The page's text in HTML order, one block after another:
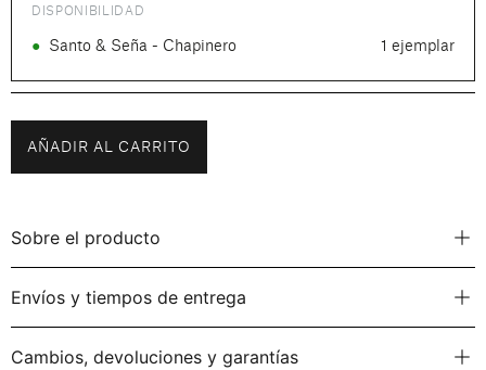
DISPONIBILIDAD
● Santo & Seña - Chapinero 1 ejemplar
AÑADIR AL CARRITO
Sobre el producto
Envíos y tiempos de entrega
Cambios, devoluciones y garantías